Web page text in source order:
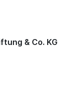
& Co. KG